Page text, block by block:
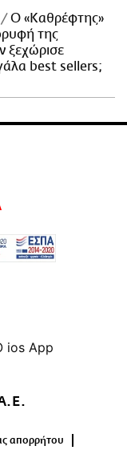
Ο «Καθρέφτης»
της
ξεχώρισε
best sellers;
απορρήτου